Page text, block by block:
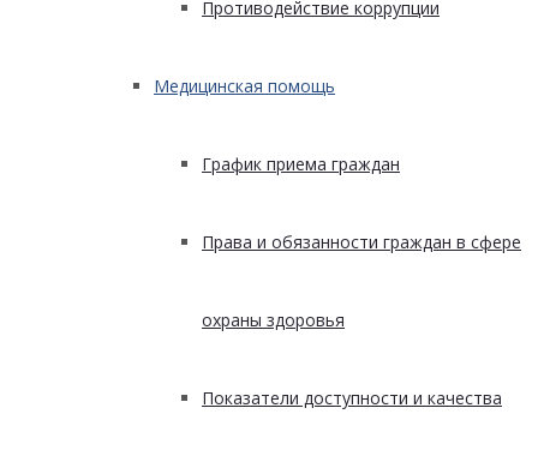
Противодействие коррупции
Медицинская помощь
График приема граждан
Права и обязанности граждан в сфере
охраны здоровья
Показатели доступности и качества